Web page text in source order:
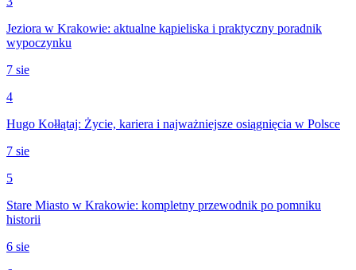
Jeziora w Krakowie: aktualne kąpieliska i praktyczny poradnik
wypoczynku
7 sie
4
Hugo Kołłątaj: Życie, kariera i najważniejsze osiągnięcia w Polsce
7 sie
5
Stare Miasto w Krakowie: kompletny przewodnik po pomniku
historii
6 sie